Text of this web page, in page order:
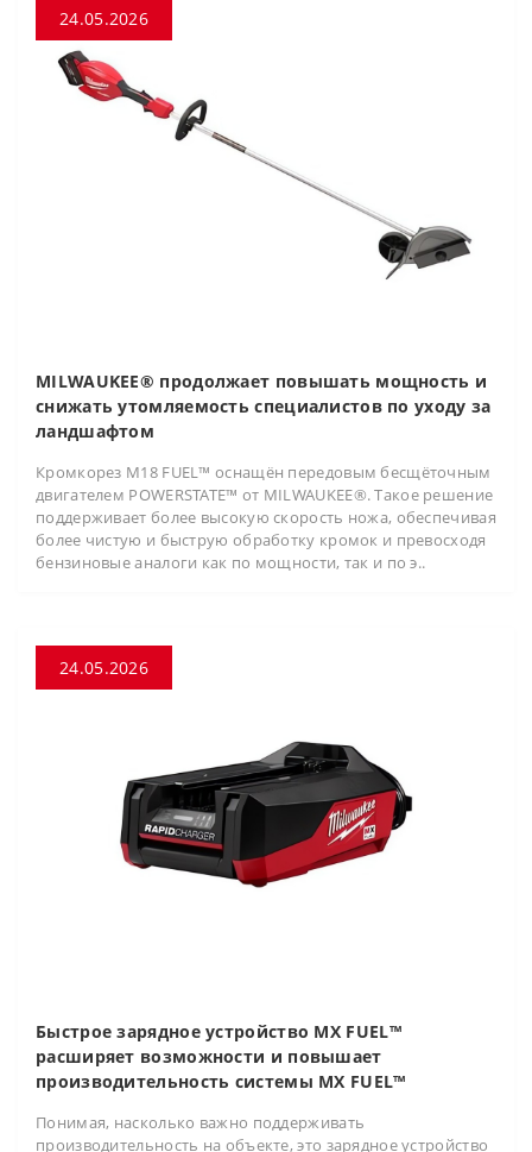
24.05.2026
MILWAUKEE® продолжает повышать мощность и
снижать утомляемость специалистов по уходу за
ландшафтом
Кромкорез M18 FUEL™ оснащён передовым бесщёточным
двигателем POWERSTATE™ от MILWAUKEE®. Такое решение
поддерживает более высокую скорость ножа, обеспечивая
более чистую и быструю обработку кромок и превосходя
бензиновые аналоги как по мощности, так и по э..
24.05.2026
Быстрое зарядное устройство MX FUEL™
расширяет возможности и повышает
производительность системы MX FUEL™
Понимая, насколько важно поддерживать
производительность на объекте, это зарядное устройство